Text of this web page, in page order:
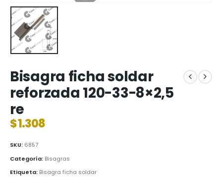
Bisagra ficha soldar
reforzada 120-33-8×2,5
re
$1.308
SKU: 6857
Categoría: Bisagras
Etiqueta: Bisagra ficha soldar